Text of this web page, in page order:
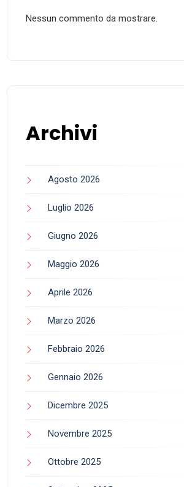
Nessun commento da mostrare.
Archivi
Agosto 2026
Luglio 2026
Giugno 2026
Maggio 2026
Aprile 2026
Marzo 2026
Febbraio 2026
Gennaio 2026
Dicembre 2025
Novembre 2025
Ottobre 2025